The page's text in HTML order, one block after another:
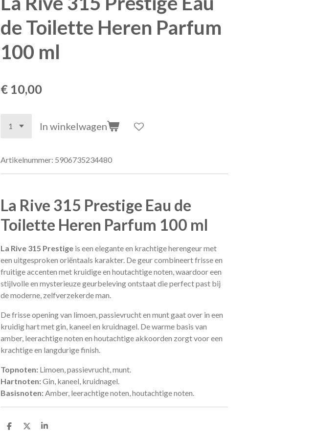
de Toilette Heren Parfum
100 ml
€ 10,00
In winkelwagen
Artikelnummer: 5906735234480
La Rive 315 Prestige Eau de
Toilette Heren Parfum 100 ml
La Rive 315 Prestige is een elegante en krachtige herengeur met
een uitgesproken oriëntaals karakter. De geur combineert frisse en
fruitige accenten met kruidige en houtachtige noten, waardoor een
stijlvolle en mysterieuze geurbeleving ontstaat die perfect past bij
de moderne, zelfverzekerde man.
De frisse opening van limoen, passievrucht en munt gaat over in een
kruidig hart met gin, kaneel en kruidnagel. De warme basis van
amber, leerachtige noten en houtachtige akkoorden zorgt voor een
krachtige en langdurige finish.
Topnoten: Limoen, passievrucht, munt.
Hartnoten:Gin, kaneel, kruidnagel.
Basisnoten: Amber, leerachtige noten, houtachtige noten.
D
D
S